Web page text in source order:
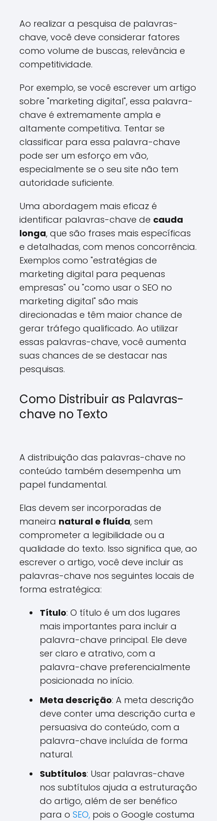
Ao realizar a pesquisa de palavras-
chave, você deve considerar fatores
como volume de buscas, relevância e
competitividade.
Por exemplo, se você escrever um artigo
sobre "marketing digital", essa palavra-
chave é extremamente ampla e
altamente competitiva. Tentar se
classificar para essa palavra-chave
pode ser um esforço em vão,
especialmente se o seu site não tem
autoridade suficiente.
Uma abordagem mais eficaz é
identificar palavras-chave de cauda
longa, que são frases mais específicas
e detalhadas, com menos concorrência.
Exemplos como "estratégias de
marketing digital para pequenas
empresas" ou "como usar o SEO no
marketing digital" são mais
direcionadas e têm maior chance de
gerar tráfego qualificado. Ao utilizar
essas palavras-chave, você aumenta
suas chances de se destacar nas
pesquisas.
Como Distribuir as Palavras-
chave no Texto
A distribuição das palavras-chave no
conteúdo também desempenha um
papel fundamental.
Elas devem ser incorporadas de
maneira natural e fluída, sem
comprometer a legibilidade ou a
qualidade do texto. Isso significa que, ao
escrever o artigo, você deve incluir as
palavras-chave nos seguintes locais de
forma estratégica:
Título: O título é um dos lugares
mais importantes para incluir a
palavra-chave principal. Ele deve
ser claro e atrativo, com a
palavra-chave preferencialmente
posicionada no início.
Meta descrição: A meta descrição
deve conter uma descrição curta e
persuasiva do conteúdo, com a
palavra-chave incluída de forma
natural.
Subtítulos: Usar palavras-chave
nos subtítulos ajuda a estruturação
do artigo, além de ser benéfico
para o SEO, pois o Google costuma